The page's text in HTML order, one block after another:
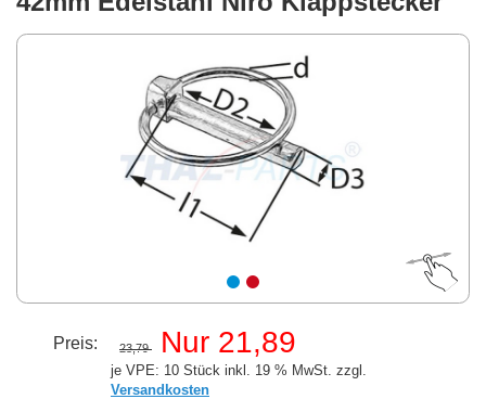
Preis: 23,79 Nur 21,89
je VPE: 10 Stück inkl. 19 % MwSt. zzgl.
Versandkosten